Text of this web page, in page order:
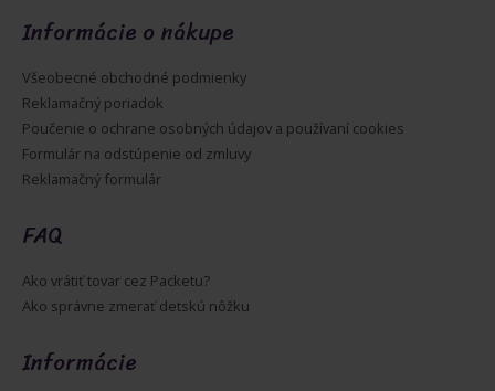
Informácie o nákupe
Všeobecné obchodné podmienky
Reklamačný poriadok
Poučenie o ochrane osobných údajov a používaní cookies
Formulár na odstúpenie od zmluvy
Reklamačný formulár
FAQ
Ako vrátiť tovar cez Packetu?
Ako správne zmerať detskú nôžku
Informácie